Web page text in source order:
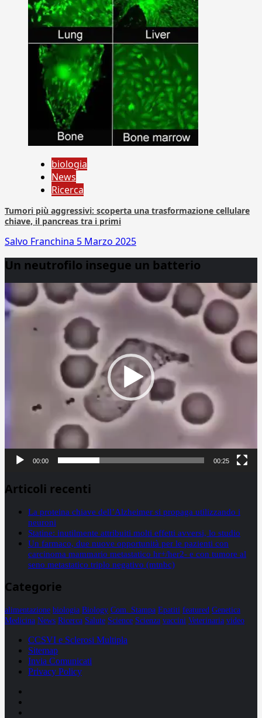
biologia
News
Ricerca
Tumori più aggressivi: scoperta una trasformazione cellulare
chiave, il pancreas tra i primi
Salvo Franchina 5 Marzo 2025
Un neutrofilo insegue un batterio
Player
00:00 00:25
Articoli recenti
La proteina chiave dell’Alzheimer si propaga utilizzando i
neuroni
Statine: inutilmente attribuiti molti effetti avversi, lo studio
Un farmaco, due nuove opportunità per le pazienti con
carcinoma mammario metastatico hr+/her2- e con tumore al
seno metastatico triplo negativo (mtnbc)
Categorie
alimentazione biologia Biology Com. Stampa Epatiti featured Genetica
Medicina News Ricerca Salute Science Scienza vaccini Veterinaria video
CCSVI e Sclerosi Multipla
Sitemap
Invia Comunicati
Privacy Policy